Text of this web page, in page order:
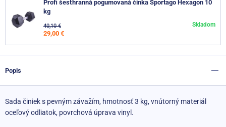
Profi šesťhranná pogumovaná činka Sportago Hexagon 10
kg
40,10 €
29,00 €
Skladom
Popis
Sada činiek s pevným závažím, hmotnosť 3 kg, vnútorný materiál
oceľový odliatok, povrchová úprava vinyl.